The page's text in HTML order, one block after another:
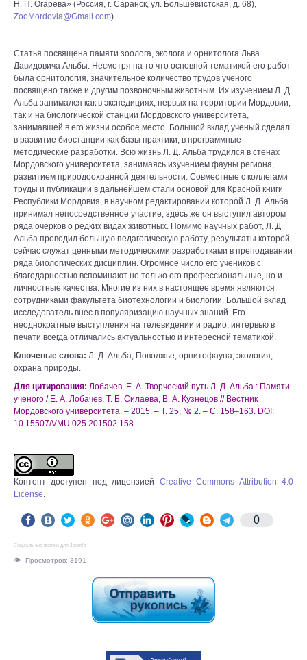
Н. П. Огарёва» (Россия, г. Саранск, ул. Большевистская, д. 68),
ZooMordovia@Gmail.com)
Статья посвящена памяти зоолога, эколога и орнитолога Льва
Давидовича Альбы. Несмотря на то что основной тематикой его работ
была орнитология, значительное количество трудов ученого
посвящено также и другим позвоночным животным. Их изучением Л. Д.
Альба занимался как в экспедициях, первых на территории Мордовии,
так и на биологической станции Мордовского университета,
занимавшей в его жизни особое место. Большой вклад ученый сделал
в развитие биостанции как базы практики, в программные
методические разработки. Всю жизнь Л. Д. Альба трудился в стенах
Мордовского университета, занимаясь изучением фауны региона,
развитием природоохранной деятельности. Совместные с коллегами
труды и публикации в дальнейшем стали основой для Красной книги
Республики Мордовия, в научном редактировании которой Л. Д. Альба
принимал непосредственное участие; здесь же он выступил автором
ряда очерков о редких видах животных. Помимо научных работ, Л. Д.
Альба проводил большую педагогическую работу, результаты которой
сейчас служат ценными методическими разработками в преподавании
ряда биологических дисциплин. Огромное число его учеников с
благодарностью вспоминают не только его профессиональные, но и
личностные качества. Многие из них в настоящее время являются
сотрудниками факультета биотехнологии и биологии. Большой вклад
исследователь внес в популяризацию научных знаний. Его
неоднократные выступления на телевидении и радио, интервью в
печати всегда отличались актуальностью и интересной тематикой.
Ключевые слова: Л. Д. Альба, Поволжье, орнитофауна, экология,
охрана природы.
Для цитирования: Лобачев, Е. А. Творческий путь Л. Д. Альба : Памяти
ученого / Е. А. Лобачев, Т. Б. Силаева, В. А. Кузнецов // Вестник
Мордовского университета. – 2015. – Т. 25, № 2. – С. 158–163. DOI:
10.15507/VMU.025.201502.158
Контент доступен под лицензией Creative Commons Attribution 4.0
License.
0
Социальные кнопки для Joomla
Просмотров: 3191